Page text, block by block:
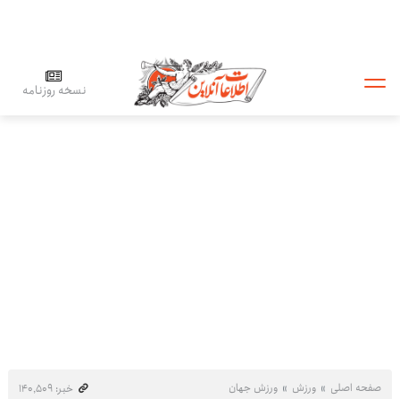
نسخه روزنامه
صفحه اصلی ورزش ورزش جهان
خبر: ۱۴۰٬۵۰۹